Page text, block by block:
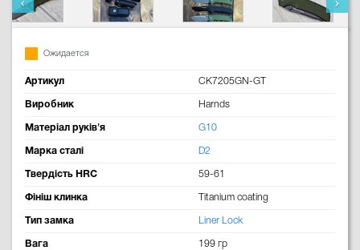
Ожидается
Артикул CK7205GN-GT
Виробник Harnds
Матеріал руків'я G10
Марка сталі D2
Твердість HRC 59-61
Фініш клинка Titanium coating
Тип замка Liner Lock
Вага 199 гр